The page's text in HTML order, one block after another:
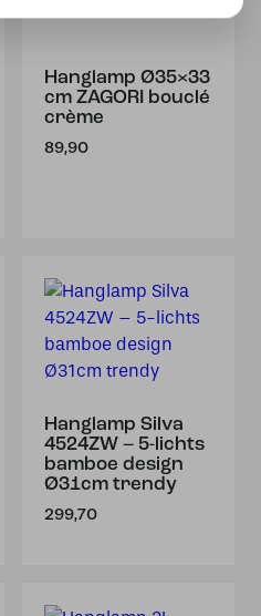
Hanglamp Ø35×33
cm ZAGORI bouclé
crème
89,90
Hanglamp Silva
4524ZW – 5-lichts
bamboe design
Ø31cm trendy
299,70